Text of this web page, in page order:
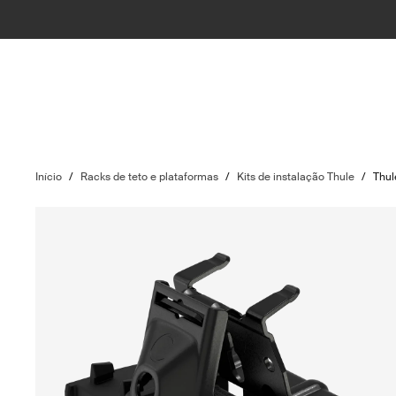
Início / Racks de teto e plataformas / Kits de instalação Thule /